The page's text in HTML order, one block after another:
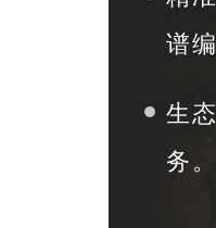
谱
生
务。